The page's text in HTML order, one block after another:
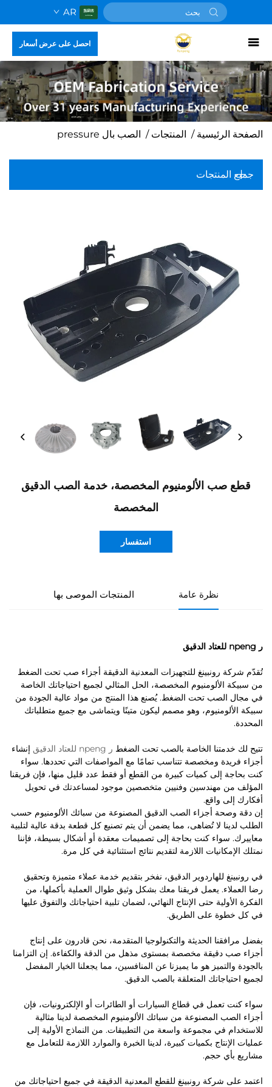
AR
احصل على عرض أسعار
الصفحة الرئيسية/ المنتجات/ الصب بال pressure
جميع المنتجات
قطع صب الألومنيوم المخصصة، خدمة الصب الدقيق
المخصصة
استفسار
نظرة عامة المنتجات الموصى بها
تُقدّم شركة رونبينغ للتجهيزات المعدنية الدقيقة أجزاء صب تحت الضغط
من سبيكة الألومنيوم المخصصة، الحل المثالي لجميع احتياجاتك الخاصة
في مجال الصب تحت الضغط. يُصنع هذا المنتج من مواد عالية الجودة من
سبيكة الألومنيوم، وهو مصمم ليكون متينًا ويتماشى مع جميع متطلباتك
المحددة.
تتيح لك خدمتنا الخاصة بالصب تحت الضغطر npeng للعتاد الدقيق
إنشاء
أجزاء فريدة ومخصصة تتناسب تمامًا مع المواصفات التي تحددها. سواء
كنت بحاجة إلى كميات كبيرة من القطع أو فقط عدد قليل منها، فإن فريقنا
المؤلف من مهندسين وفنيين متخصصين موجود لمساعدتك في تحويل
أفكارك إلى واقع.
إن دقة وصحة أجزاء الصب الدقيق المصنوعة من سبائك الألومنيوم حسب
الطلب لدينا لا تُضاهى، مما يضمن أن يتم تصنيع كل قطعة بدقة عالية لتلبية
معاييرك. سواء كنت بحاجة إلى تصميمات معقدة أو أشكال بسيطة، فإننا
نمتلك الإمكانيات اللازمة لتقديم نتائج استثنائية في كل مرة.
في رونبينغ للهاردوير الدقيق، نفخر بتقديم خدمة عملاء متميزة وتحقيق
رضا العملاء. يعمل فريقنا معك بشكل وثيق طوال العملية بأكملها، من
الفكرة الأولية حتى الإنتاج النهائي، لضمان تلبية احتياجاتك والتفوق عليها
في كل خطوة على الطريق.
بفضل مرافقنا الحديثة والتكنولوجيا المتقدمة، نحن قادرون على إنتاج
أجزاء صب دقيقة مخصصة بمستوى مذهل من الدقة والكفاءة. إن التزامنا
بالجودة والتميز هو ما يميزنا عن المنافسين، مما يجعلنا الخيار المفضل
لجميع احتياجاتك المتعلقة بالصب الدقيق.
سواء كنت تعمل في قطاع السيارات أو الطائرات أو الإلكترونيات، فإن
أجزاء الصب المصنوعة من سبائك الألومنيوم المخصصة لدينا مثالية
للاستخدام في مجموعة واسعة من التطبيقات. من النماذج الأولية إلى
عمليات الإنتاج بكميات كبيرة، لدينا الخبرة والموارد اللازمة للتعامل مع
مشاريع بأي حجم.
اعتمد على شركة رونبينغ للقطع المعدنية الدقيقة في جميع احتياجاتك من